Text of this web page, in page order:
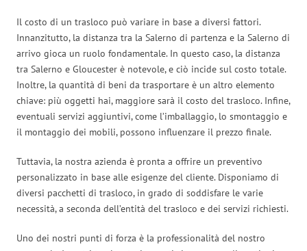
Il costo di un trasloco può variare in base a diversi fattori.
Innanzitutto, la distanza tra la Salerno di partenza e la Salerno di
arrivo gioca un ruolo fondamentale. In questo caso, la distanza
tra Salerno e Gloucester è notevole, e ciò incide sul costo totale.
Inoltre, la quantità di beni da trasportare è un altro elemento
chiave: più oggetti hai, maggiore sarà il costo del trasloco. Infine,
eventuali servizi aggiuntivi, come l’imballaggio, lo smontaggio e
il montaggio dei mobili, possono influenzare il prezzo finale.
Tuttavia, la nostra azienda è pronta a offrire un preventivo
personalizzato in base alle esigenze del cliente. Disponiamo di
diversi pacchetti di trasloco, in grado di soddisfare le varie
necessità, a seconda dell’entità del trasloco e dei servizi richiesti.
Uno dei nostri punti di forza è la professionalità del nostro